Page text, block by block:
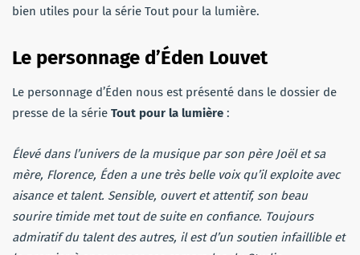
bien utiles pour la série Tout pour la lumière.
Le personnage d’Éden Louvet
Le personnage d’Éden nous est présenté dans le dossier de
presse de la série Tout pour la lumière :
Élevé dans l’univers de la musique par son père Joël et sa
mère, Florence, Éden a une très belle voix qu’il exploite avec
aisance et talent. Sensible, ouvert et attentif, son beau
sourire timide met tout de suite en confiance. Toujours
admiratif du talent des autres, il est d’un soutien infaillible et